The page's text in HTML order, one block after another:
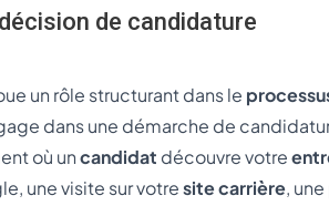
de candidature
un rôle structurant dans le
dans une démarche de
où uncandidat découvre votre
une visite sur votresite carrière,